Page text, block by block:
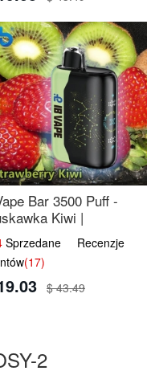
Bar 3500 Puff -
Kiwi |
E-papieros
Sprzedane Recenzje
(17)
$ 43.49
2